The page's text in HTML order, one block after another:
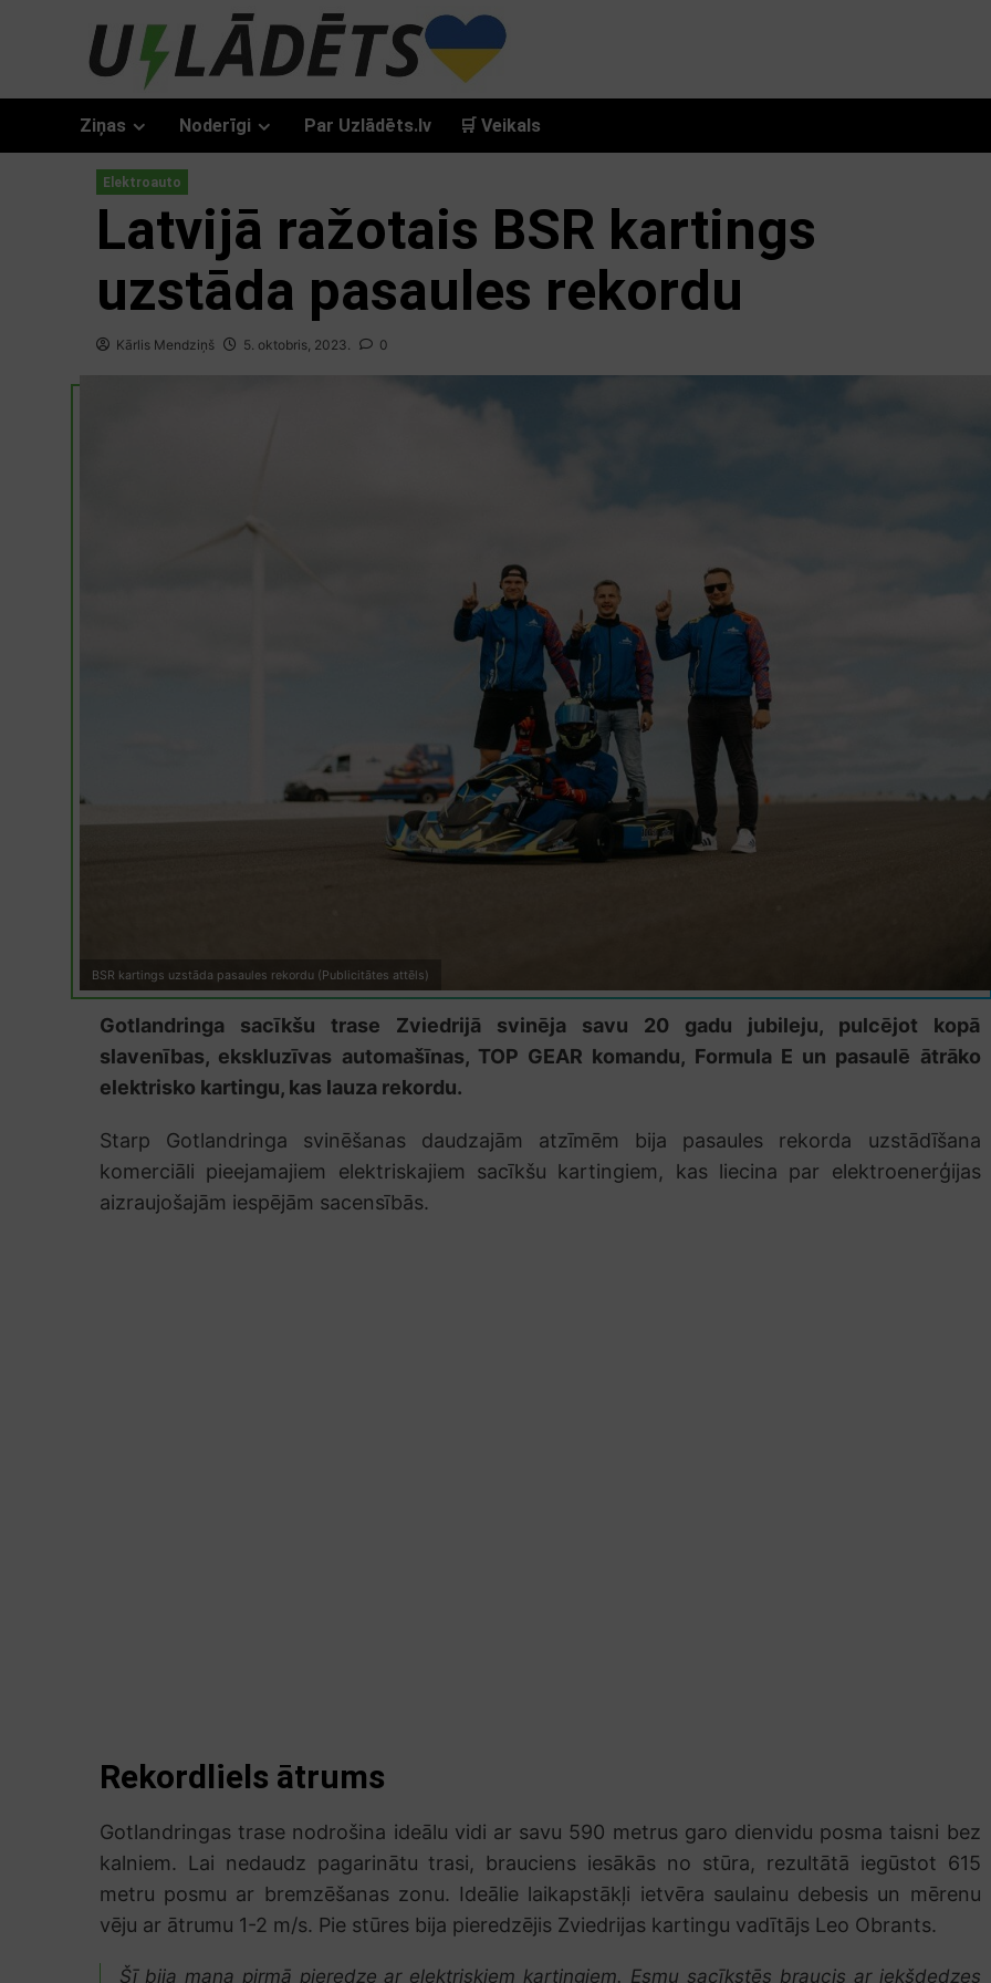
Ziņas Noderīgi Par Uzlādēts.lv 🛒 Veikals
Elektroauto
Latvijā ražotais BSR kartings
uzstāda pasaules rekordu
Kārlis Mendziņš 5. oktobris, 2023. 0
BSR kartings uzstāda pasaules rekordu (Publicitātes attēls)
Gotlandringa sacīkšu trase Zviedrijā svinēja savu 20 gadu jubileju, pulcējot kopā
slavenības, ekskluzīvas automašīnas, TOP GEAR komandu, Formula E un pasaulē ātrāko
elektrisko kartingu, kas lauza rekordu.
Starp Gotlandringa svinēšanas daudzajām atzīmēm bija pasaules rekorda uzstādīšana
komerciāli pieejamajiem elektriskajiem sacīkšu kartingiem, kas liecina par elektroenerģijas
aizraujošajām iespējām sacensībās.
Rekordliels ātrums
Gotlandringas trase nodrošina ideālu vidi ar savu 590 metrus garo dienvidu posma taisni bez
kalniem. Lai nedaudz pagarinātu trasi, brauciens iesākās no stūra, rezultātā iegūstot 615
metru posmu ar bremzēšanas zonu. Ideālie laikapstākļi ietvēra saulainu debesis un mērenu
vēju ar ātrumu 1-2 m/s. Pie stūres bija pieredzējis Zviedrijas kartingu vadītājs Leo Obrants.
Šī bija mana pirmā pieredze ar elektriskiem kartingiem. Esmu sacīkstēs braucis ar iekšdedzes